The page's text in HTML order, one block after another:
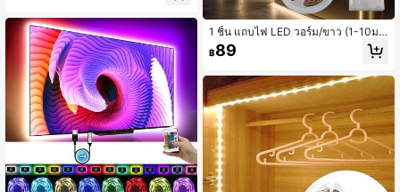
ทีวี
1 ชิ้น แถบไฟ LED วอร์ม/ขาว (1-10ม.),
แถบ LED ยืดหยุ่น, ใช้พลังงานจากกล่อง
แบตเตอรี่, ไม่ต้องใช้ปลั๊ก, ใช้ได้ทุกที่สำ
แคมป์, ตู้เสื้อผ้า และการส่องสว่างมุมมื
ด (ไม่รวมแบตเตอรี่)
฿89